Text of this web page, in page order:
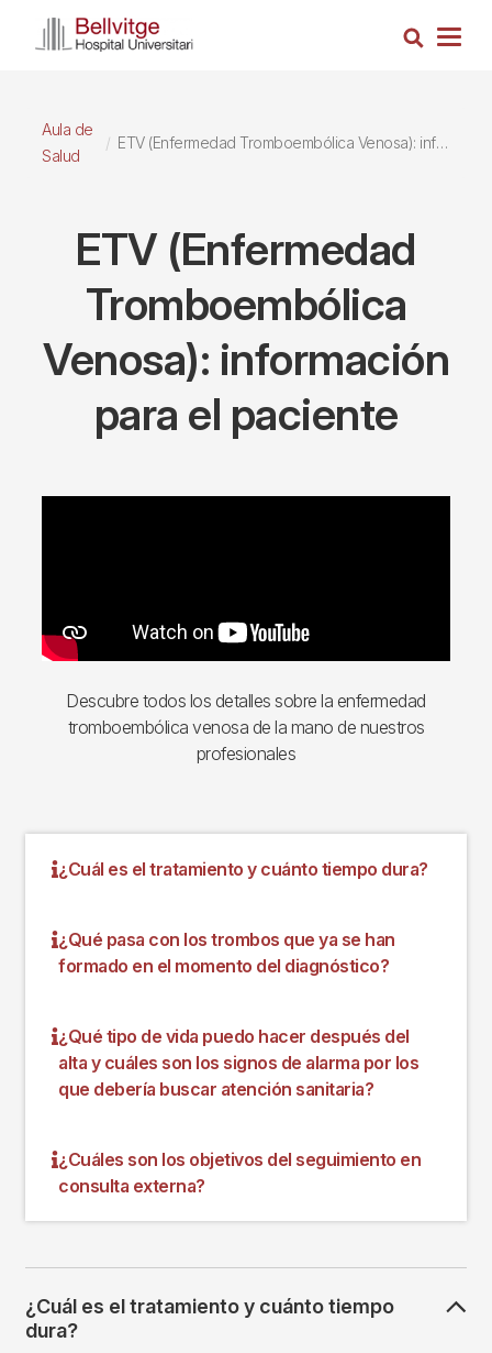
Busca
Aula de
Salud
ETV (Enfermedad Tromboembólica Venosa): información para el paciente
ETV (Enfermedad
Tromboembólica
Venosa): información
para el paciente
Descubre todos los detalles sobre la enfermedad
tromboembólica venosa de la mano de nuestros
profesionales
¿Cuál es el tratamiento y cuánto tiempo dura?
¿Qué pasa con los trombos que ya se han
formado en el momento del diagnóstico?
¿Qué tipo de vida puedo hacer después del
alta y cuáles son los signos de alarma por los
que debería buscar atención sanitaria?
¿Cuáles son los objetivos del seguimiento en
consulta externa?
¿Cuál es el tratamiento y cuánto tiempo
dura?